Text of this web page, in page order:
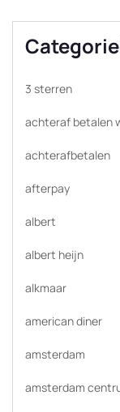
3 sterren
achteraf betalen
achterafbetalen
afterpay
albert
albert heijn
alkmaar
american diner
amsterdam
amsterdam